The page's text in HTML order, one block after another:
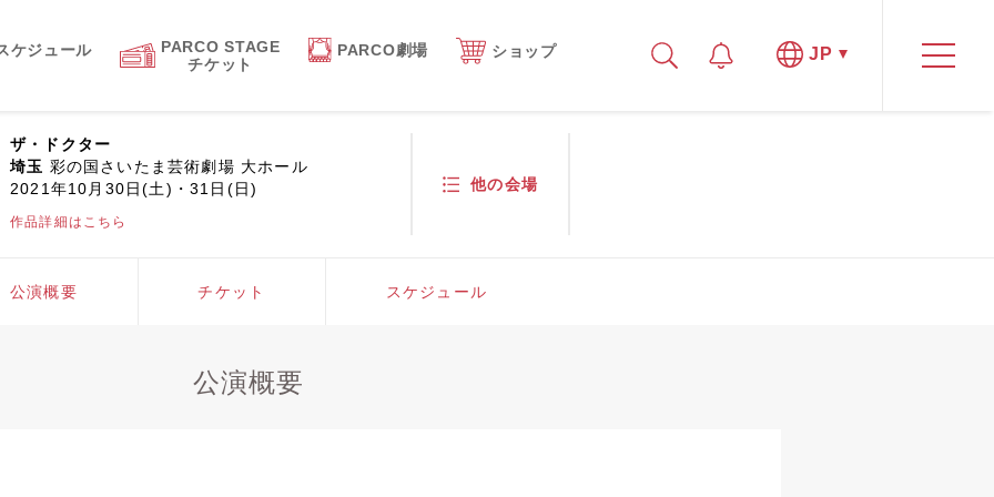
ケジュール
PARCO STAGE
チケット
PARCO劇場 ショップ JP
ザ・ドクター
埼玉 彩の国さいたま芸術劇場 大ホール
2021年10月30日(土)・31日(日)
作品詳細はこちら
他の会場
公演概要 チケット スケジュール
公演概要